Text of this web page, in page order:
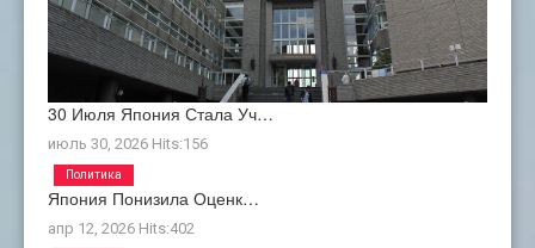
30 Июля Япония Стала Уч…
июль 30, 2026 Hits:156
Япония Понизила Оценк…
апр 12, 2026 Hits:402
Политика